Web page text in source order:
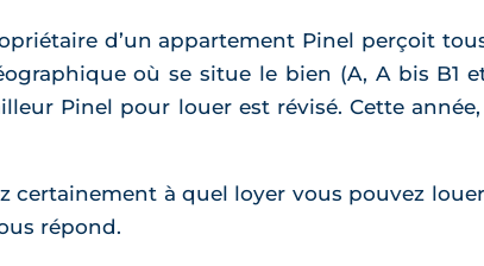
d’un appartement Pinel perçoit
où se situe le bien (A, A bis B1
Pinel pour louer est révisé. Cette
à quel loyer vous pouvez louer
répond.